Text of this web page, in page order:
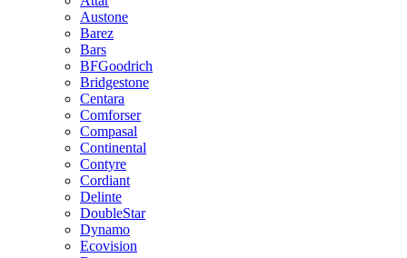
Austone
Barez
Bars
BFGoodrich
Bridgestone
Centara
Comforser
Compasal
Continental
Contyre
Cordiant
Delinte
DoubleStar
Dynamo
Ecovision